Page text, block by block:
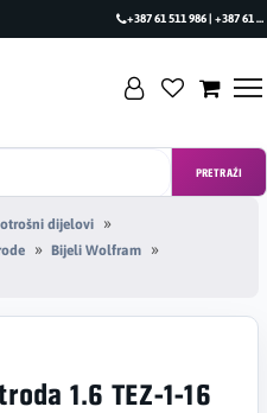
+387 61 511 986 | +387 61 493 470
PRETRAŽI
dijelovi
Bijeli Wolfram
1.6 TEZ-1-16